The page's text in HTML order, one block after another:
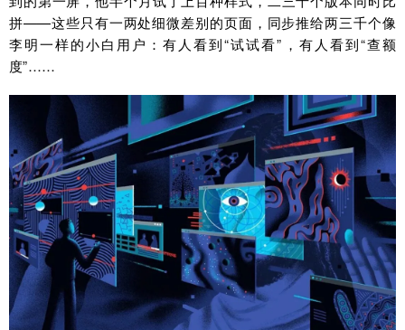
拼——这些只有一两处细微差别的页面，同步推给两三千个像
李明一样的小白用户：有人看到“试试看”，有人看到“查额
度”……